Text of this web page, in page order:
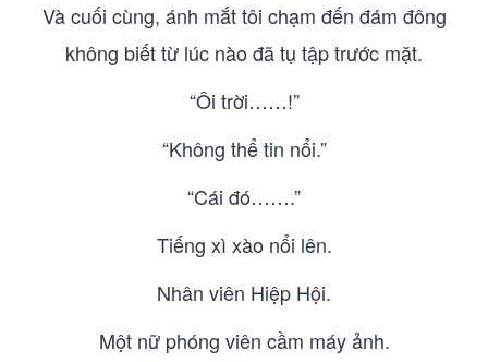
Và cuối cùng, ánh mắt tôi chạm đến đám đông
không biết từ lúc nào đã tụ tập trước mặt.
“Ôi trời……!”
“Không thể tin nổi.”
“Cái đó…….”
Tiếng xì xào nổi lên.
Nhân viên Hiệp Hội.
Một nữ phóng viên cầm máy ảnh.